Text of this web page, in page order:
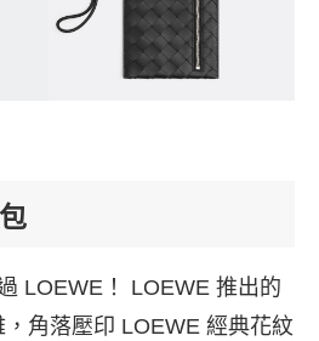
LOEWE！ LOEWE 推出的
角落壓印 LOEWE 經典花紋